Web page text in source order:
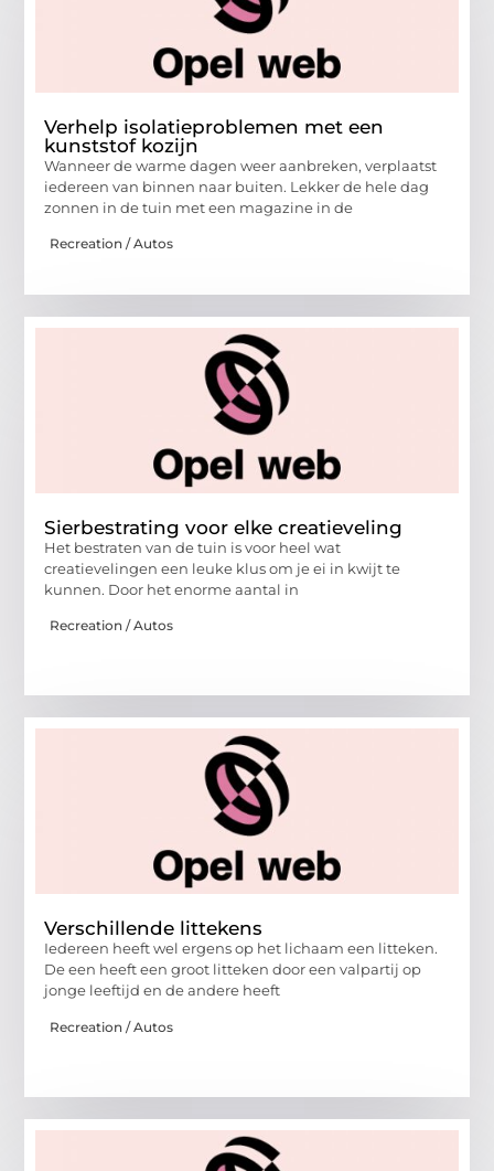
Verhelp isolatieproblemen met een
kunststof kozijn
Wanneer de warme dagen weer aanbreken, verplaatst
iedereen van binnen naar buiten. Lekker de hele dag
zonnen in de tuin met een magazine in de
Recreation / Autos
Sierbestrating voor elke creatieveling
Het bestraten van de tuin is voor heel wat
creatievelingen een leuke klus om je ei in kwijt te
kunnen. Door het enorme aantal in
Recreation / Autos
Verschillende littekens
Iedereen heeft wel ergens op het lichaam een litteken.
De een heeft een groot litteken door een valpartij op
jonge leeftijd en de andere heeft
Recreation / Autos